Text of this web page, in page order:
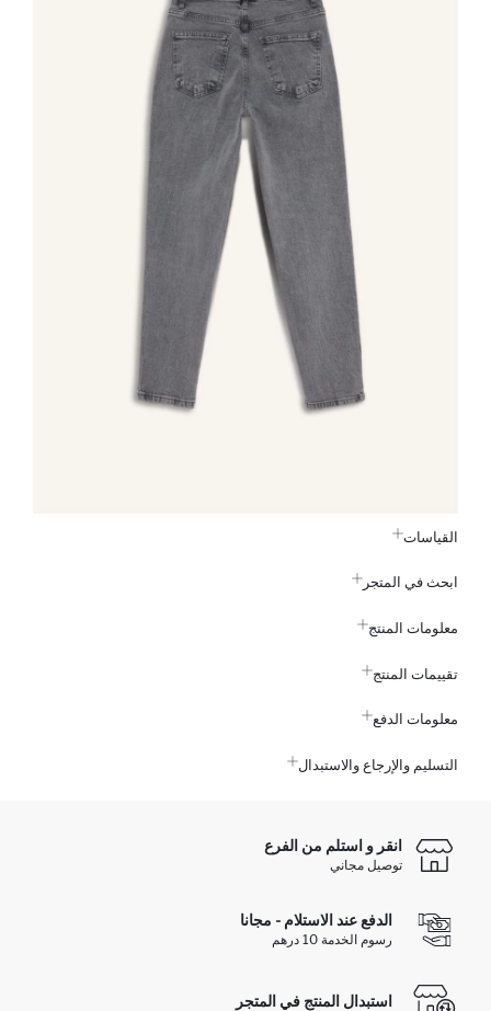
القياسات
ابحث في المتجر
معلومات المنتج
تقييمات المنتج
معلومات الدفع
التسليم والإرجاع والاستبدال
انقر و استلم من الفرع
توصيل مجاني
الدفع عند الاستلام - مجانا
رسوم الخدمة 10 درهم
استبدال المنتج في المتجر